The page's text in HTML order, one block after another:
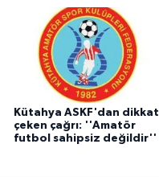
Kütahya ASKF'dan dikkat
çeken çağrı: ''Amatör
futbol sahipsiz değildir''